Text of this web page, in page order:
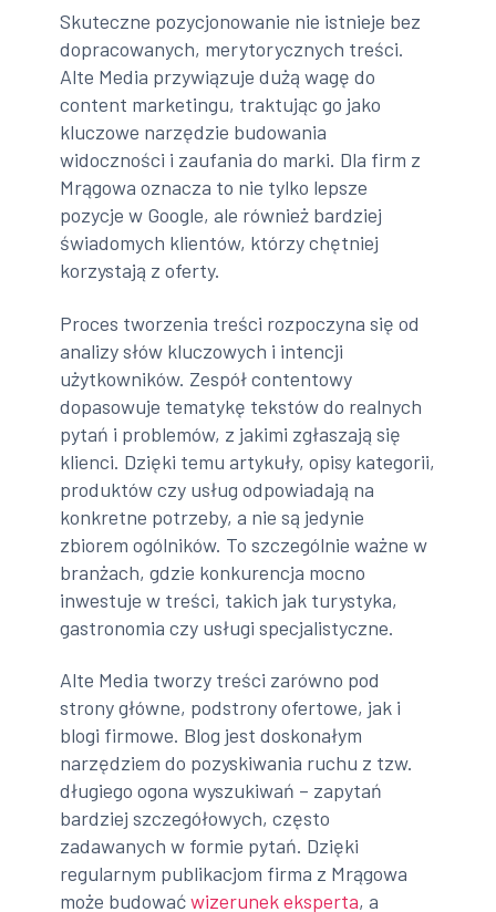
Skuteczne pozycjonowanie nie istnieje bez
dopracowanych, merytorycznych treści.
Alte Media przywiązuje dużą wagę do
content marketingu, traktując go jako
kluczowe narzędzie budowania
widoczności i zaufania do marki. Dla firm z
Mrągowa oznacza to nie tylko lepsze
pozycje w Google, ale również bardziej
świadomych klientów, którzy chętniej
korzystają z oferty.
Proces tworzenia treści rozpoczyna się od
analizy słów kluczowych i intencji
użytkowników. Zespół contentowy
dopasowuje tematykę tekstów do realnych
pytań i problemów, z jakimi zgłaszają się
klienci. Dzięki temu artykuły, opisy kategorii,
produktów czy usług odpowiadają na
konkretne potrzeby, a nie są jedynie
zbiorem ogólników. To szczególnie ważne w
branżach, gdzie konkurencja mocno
inwestuje w treści, takich jak turystyka,
gastronomia czy usługi specjalistyczne.
Alte Media tworzy treści zarówno pod
strony główne, podstrony ofertowe, jak i
blogi firmowe. Blog jest doskonałym
narzędziem do pozyskiwania ruchu z tzw.
długiego ogona wyszukiwań – zapytań
bardziej szczegółowych, często
zadawanych w formie pytań. Dzięki
regularnym publikacjom firma z Mrągowa
może budowaćwizerunek eksperta, a